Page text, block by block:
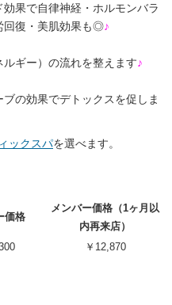
果で自律神経・ホルモンバラ
回復・美肌効果も◎♪
ギー）の流れを整えます♪
の効果でデトックスを促しま
ックスパを選べます。
価格
メンバー価格（1ヶ月以
内再来店）
￥12,870